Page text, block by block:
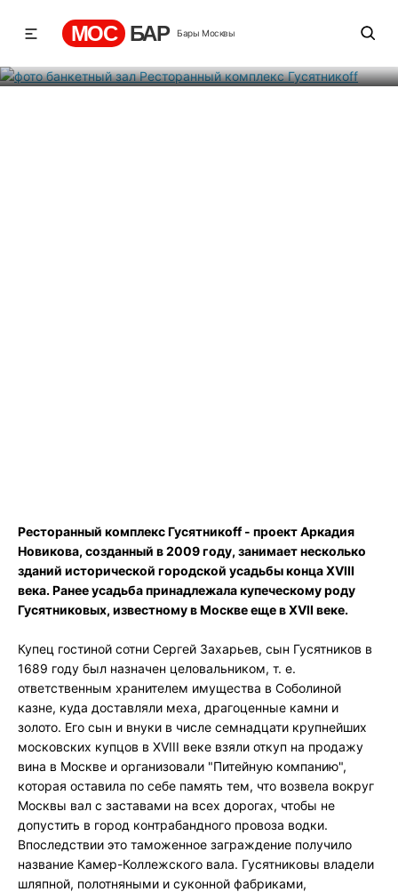
МОС БАР Бары Москвы
Ресторанный комплекс Гусятникоff - проект Аркадия
Новикова, созданный в 2009 году, занимает несколько
зданий исторической городской усадьбы конца XVIII
века. Ранее усадьба принадлежала купеческому роду
Гусятниковых, известному в Москве еще в XVII веке.
Купец гостиной сотни Сергей Захарьев, сын Гусятников в
1689 году был назначен целовальником, т. е.
ответственным хранителем имущества в Соболиной
казне, куда доставляли меха, драгоценные камни и
золото. Его сын и внуки в числе семнадцати крупнейших
московских купцов в XVIII веке взяли откуп на продажу
вина в Москве и организовали "Питейную компанию",
которая оставила по себе память тем, что возвела вокруг
Москвы вал с заставами на всех дорогах, чтобы не
допустить в город контрабандного провоза водки.
Впоследствии это таможенное заграждение получило
название Камер-Коллежского вала. Гусятниковы владели
шляпной, полотняными и суконной фабриками,